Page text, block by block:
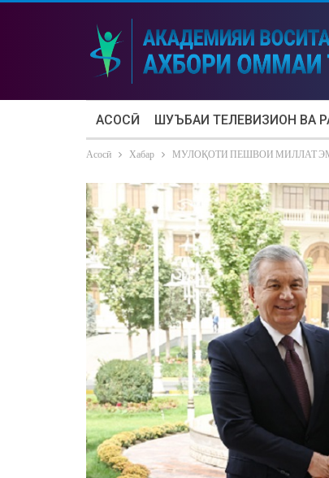
АСОСӢ ШУЪБАИ ТЕЛЕВИЗИОН ВА
Асосӣ Хабар МУЛОҚОТИ ПЕШВОИ МИЛЛАТ